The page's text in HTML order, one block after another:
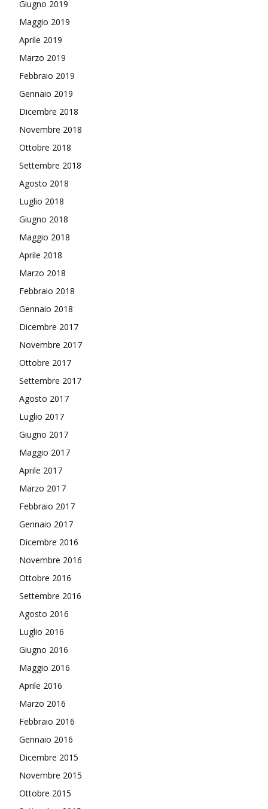
Giugno 2019
Maggio 2019
Aprile 2019
Marzo 2019
Febbraio 2019
Gennaio 2019
Dicembre 2018
Novembre 2018
Ottobre 2018
Settembre 2018
Agosto 2018
Luglio 2018
Giugno 2018
Maggio 2018
Aprile 2018
Marzo 2018
Febbraio 2018
Gennaio 2018
Dicembre 2017
Novembre 2017
Ottobre 2017
Settembre 2017
Agosto 2017
Luglio 2017
Giugno 2017
Maggio 2017
Aprile 2017
Marzo 2017
Febbraio 2017
Gennaio 2017
Dicembre 2016
Novembre 2016
Ottobre 2016
Settembre 2016
Agosto 2016
Luglio 2016
Giugno 2016
Maggio 2016
Aprile 2016
Marzo 2016
Febbraio 2016
Gennaio 2016
Dicembre 2015
Novembre 2015
Ottobre 2015